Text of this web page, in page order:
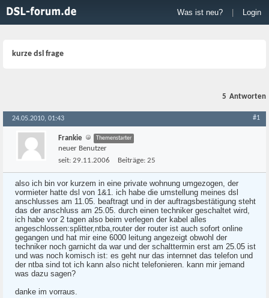
Was ist neu? Login
kurze dsl frage
5 Antworten
24.05.2010, 01:43 #1
Frankie Themenstarter
neuer Benutzer
seit: 29.11.2006 Beiträge: 25
also ich bin vor kurzem in eine private wohnung umgezogen, der
vormieter hatte dsl von 1&1. ich habe die umstellung meines dsl
anschlusses am 11.05. beaftragt und in der auftragsbestätigung steht
das der anschluss am 25.05. durch einen techniker geschaltet wird,
ich habe vor 2 tagen also beim verlegen der kabel alles
angeschlossen:splitter,ntba,router der router ist auch sofort online
gegangen und hat mir eine 6000 leitung angezeigt obwohl der
techniker noch garnicht da war und der schalttermin erst am 25.05 ist
und was noch komisch ist: es geht nur das internnet das telefon und
der ntba sind tot ich kann also nicht telefonieren. kann mir jemand
was dazu sagen?
danke im vorraus.